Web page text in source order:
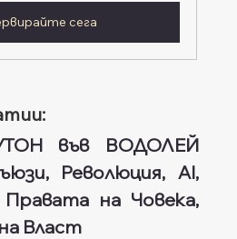
сега
във ВОДОЛЕЙ
Революция, AI,
на Човека,
Власт